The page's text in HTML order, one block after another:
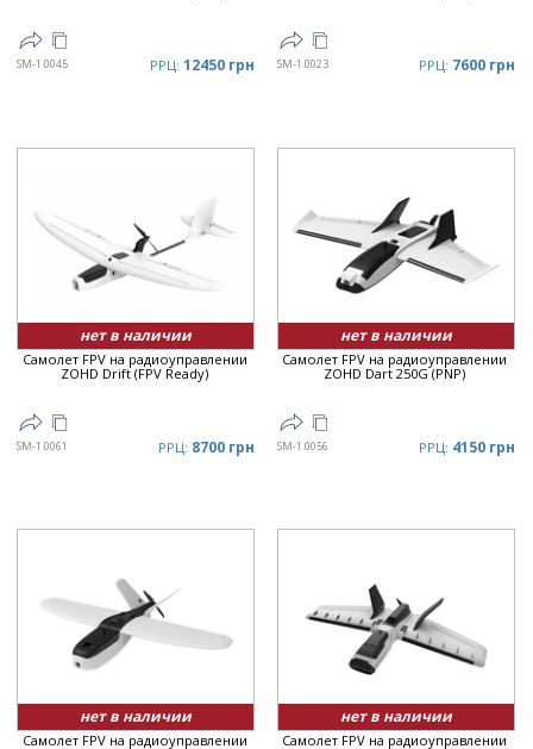
SM-1.0045 РРЦ: 12450 грн SM-1.0023 РРЦ: 7600 грн
нет в наличии
Самолет FPV на радиоуправлении
ZOHD Drift (FPV Ready)
SM-1.0061 РРЦ: 8700 грн
нет в наличии
Самолет FPV на радиоуправлении
ZOHD Dart 250G (PNP)
SM-1.0056 РРЦ: 4150 грн
нет в наличии
Самолет FPV на радиоуправлении
нет в наличии
Самолет FPV на радиоуправлении